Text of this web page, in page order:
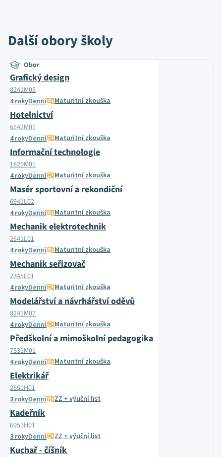
Další obory školy
Obor
Grafický design
8241M05
4 rokyDenní Maturitní zkouška
Hotelnictví
6542M01
4 rokyDenní Maturitní zkouška
Informační technologie
1820M01
4 rokyDenní Maturitní zkouška
Masér sportovní a rekondiční
6941L02
4 rokyDenní Maturitní zkouška
Mechanik elektrotechnik
2641L01
4 rokyDenní Maturitní zkouška
Mechanik seřizovač
2345L01
4 rokyDenní Maturitní zkouška
Modelářství a návrhářství oděvů
8241M07
4 rokyDenní Maturitní zkouška
Předškolní a mimoškolní pedagogika
7531M01
4 rokyDenní Maturitní zkouška
Elektrikář
2651H01
3 rokyDenní ZZ + výuční list
Kadeřník
6951H01
3 rokyDenní ZZ + výuční list
Kuchař - číšník